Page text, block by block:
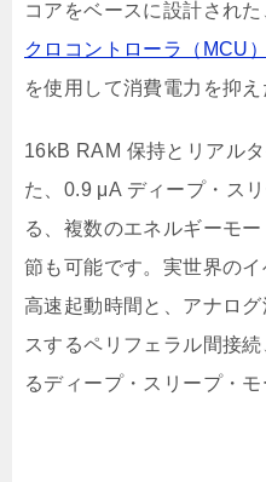
コアをベースに設計された
クロコントローラ（MCU）
を使用して消費電力を抑え
16kB RAM 保持とリアル
た、0.9 μA ディープ・ス
る、複数のエネルギーモ
節も可能です。実世界の
高速起動時間と、アナロ
スするペリフェラル間接
るディープ・スリープ・